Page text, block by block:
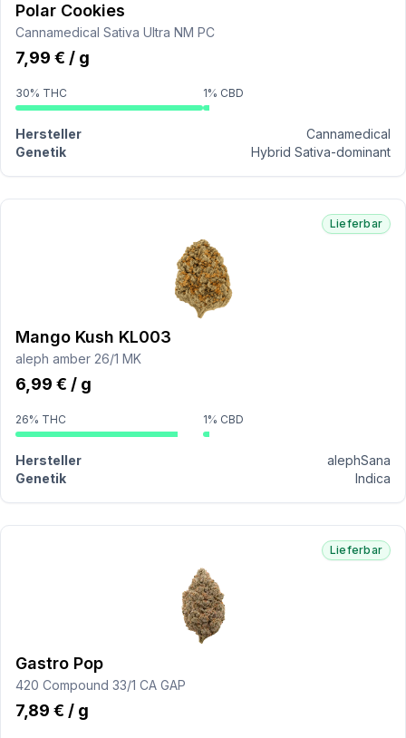
Polar Cookies
Cannamedical Sativa Ultra NM PC
7,99 € / g
30% THC 1% CBD
Hersteller
Cannamedical
Genetik
Hybrid Sativa-dominant
Lieferbar
Mango Kush KL003
aleph amber 26/1 MK
6,99 € / g
26% THC 1% CBD
Hersteller
alephSana
Genetik
Indica
Lieferbar
Gastro Pop
420 Compound 33/1 CA GAP
7,89 € / g